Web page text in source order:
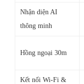
Nhận diện AI
thông minh
Hồng ngoại 30m
Kết nối Wi-Fi &